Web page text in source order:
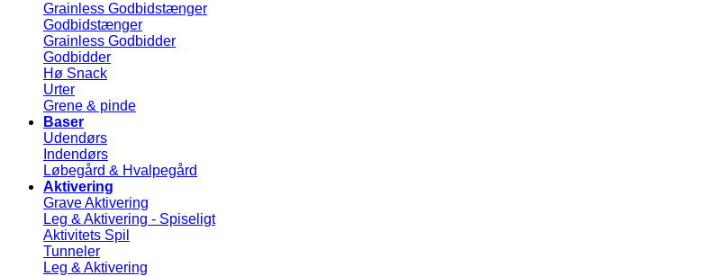
Grainless Godbidstænger
Godbidstænger
Grainless Godbidder
Godbidder
Hø Snack
Urter
Grene & pinde
Baser
Udendørs
Indendørs
Løbegård & Hvalpegård
Aktivering
Grave Aktivering
Leg & Aktivering - Spiseligt
Aktivitets Spil
Tunneler
Leg & Aktivering